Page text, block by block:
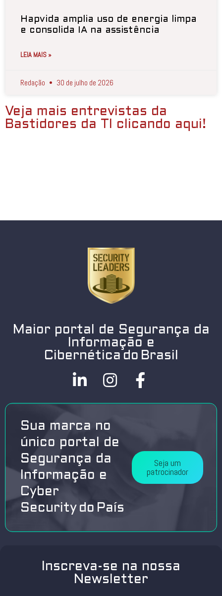
Hapvida amplia uso de energia limpa
e consolida IA na assistência
LEIA MAIS »
Redação 30 de julho de 2026
Veja mais entrevistas da
Bastidores da TI clicando aqui!
Maior portal de Segurança da
Informação e
Cibernética do Brasil
Sua marca no
único portal de
Segurança da
Informação e
Cyber
Security do País
Seja um
patrocinador
Inscreva-se na nossa
Newsletter